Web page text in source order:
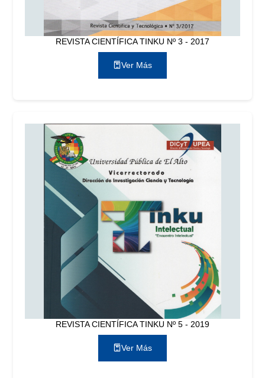
REVISTA CIENTÍFICA TINKU Nº 3 - 2017
Ver Más
REVISTA CIENTÍFICA TINKU Nº 5 - 2019
Ver Más